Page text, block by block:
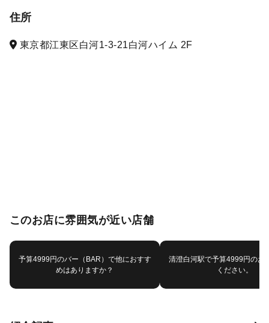
住所
東京都江東区白河1-3-21白河ハイム 2F
このお店に雰囲気が近い店舗
予算4999円のバー（BAR）で他におすす
めはありますか？
清澄白河駅で予算4999円のお
ください。